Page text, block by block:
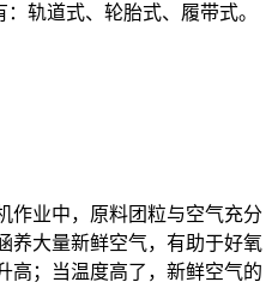
轨道式、轮胎式、履带式。
业中，原料团粒与空气充分
养大量新鲜空气，有助于好氧
高；当温度高了，新鲜空气的